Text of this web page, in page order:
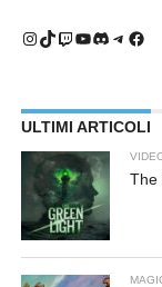
Instagram
TikTok
Twitch
YouTube
Discord
ULTIMI ARTICOLI
The